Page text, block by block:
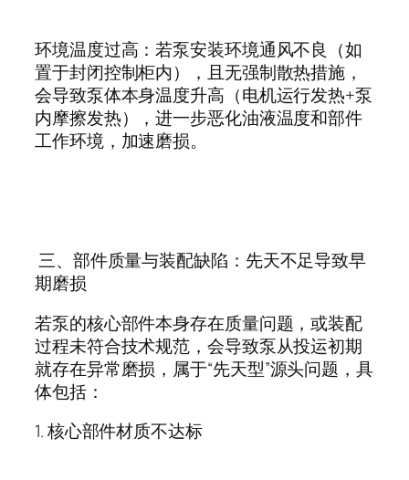
环境温度过高：若泵安装环境通风不良（如
置于封闭控制柜内），且无强制散热措施，
会导致泵体本身温度升高（电机运行发热+泵
内摩擦发热），进一步恶化油液温度和部件
工作环境，加速磨损。
三、部件质量与装配缺陷：先天不足导致早
期磨损
若泵的核心部件本身存在质量问题，或装配
过程未符合技术规范，会导致泵从投运初期
就存在异常磨损，属于“先天型”源头问题，具
体包括：
1.核心部件材质不达标